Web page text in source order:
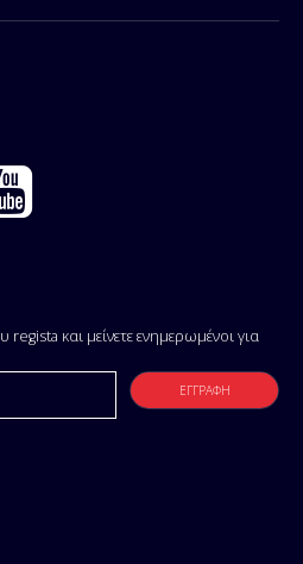
και μείνετε ενημερωμένοι για